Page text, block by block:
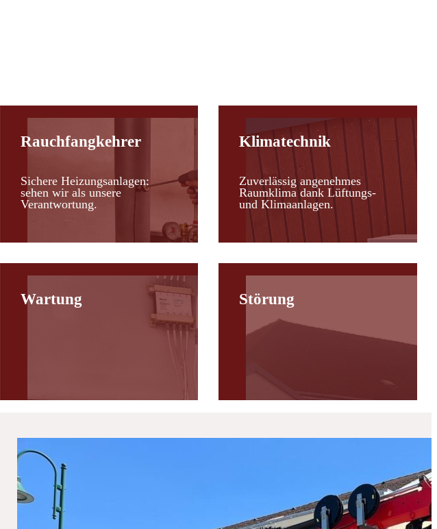
Rauchfangkehrer
Sichere Heizungsanlagen:
sehen wir als unsere
Verantwortung.
Klimatechnik
Zuverlässig angenehmes
Raumklima dank Lüftungs-
und Klimaanlagen.
Wartung Störung